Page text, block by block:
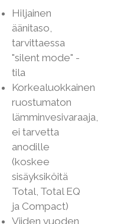
Hiljainen
äänitaso,
tarvittaessa
"silent mode" -
tila
Korkealuokkainen
ruostumaton
lämminvesivaraaja,
ei tarvetta
anodille
(koskee
sisäyksiköitä
Total, Total EQ
ja Compact)
Viiden vuoden